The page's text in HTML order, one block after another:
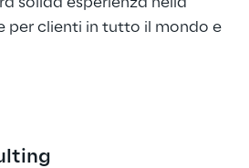
per clienti in tutto il mondo e